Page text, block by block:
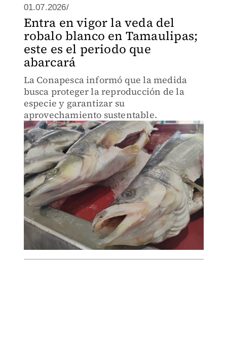
01.07.2026/
Entra en vigor la veda del
robalo blanco en Tamaulipas;
este es el periodo que
abarcará
La Conapesca informó que la medida
busca proteger la reproducción de la
especie y garantizar su
aprovechamiento sustentable.